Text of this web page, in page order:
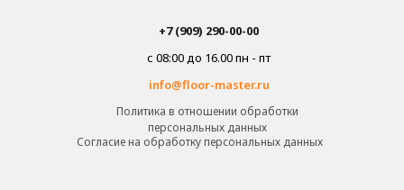
info@floor-master.ru
+7 (909) 290-00-00
с 08:00 до 16.00 пн - пт
Cогласие на обработку персональных данных
Политика в отношении обработки
персональных данных